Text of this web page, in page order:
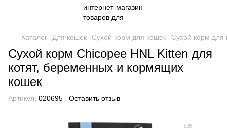
Каталог Для кошек Сухой корм для кошек Сухой корм для
Сухой корм Chicopee HNL Kitten для
котят, беременных и кормящих
кошек
Артикул: 020695 Оставить отзыв